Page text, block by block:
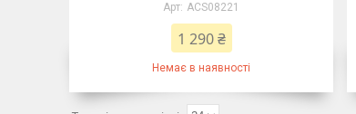
ACS08221
1 290 ₴
Немає в наявності